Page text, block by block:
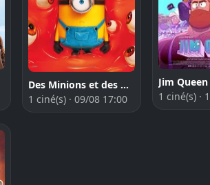
Des Minions et des monstres
1 ciné(s) · 09/08 17:00
Jim Queen
1 ciné(s) ·